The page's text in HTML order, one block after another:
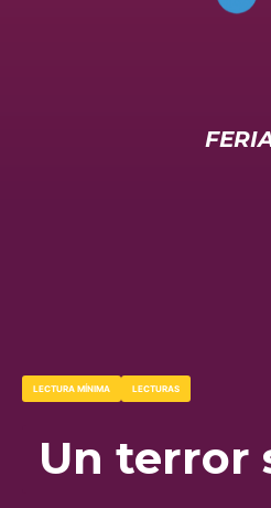
premios
LECTURA MÍNIMA LECTURAS
Un terror